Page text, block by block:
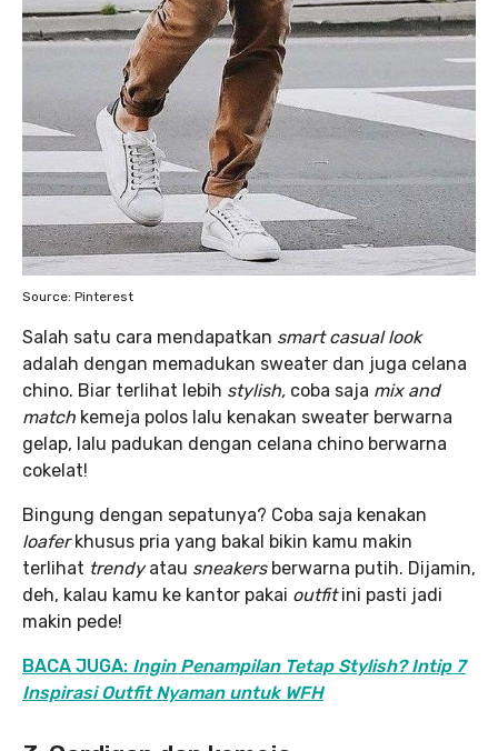
Source: Pinterest
Salah satu cara mendapatkan smart casual look
adalah dengan memadukan sweater dan juga celana
chino. Biar terlihat lebih stylish, coba saja mix and
match kemeja polos lalu kenakan sweater berwarna
gelap, lalu padukan dengan celana chino berwarna
cokelat!
Bingung dengan sepatunya? Coba saja kenakan
loaferkhusus pria yang bakal bikin kamu makin
terlihat trendyatau sneakers berwarna putih. Dijamin,
deh, kalau kamu ke kantor pakai outfitini pasti jadi
makin pede!
BACA JUGA: Ingin Penampilan Tetap Stylish? Intip 7
Inspirasi Outfit Nyaman untuk WFH